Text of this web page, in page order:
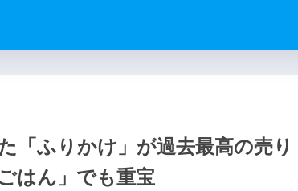
「ふりかけ」が過去最高の売り
はん」でも重宝